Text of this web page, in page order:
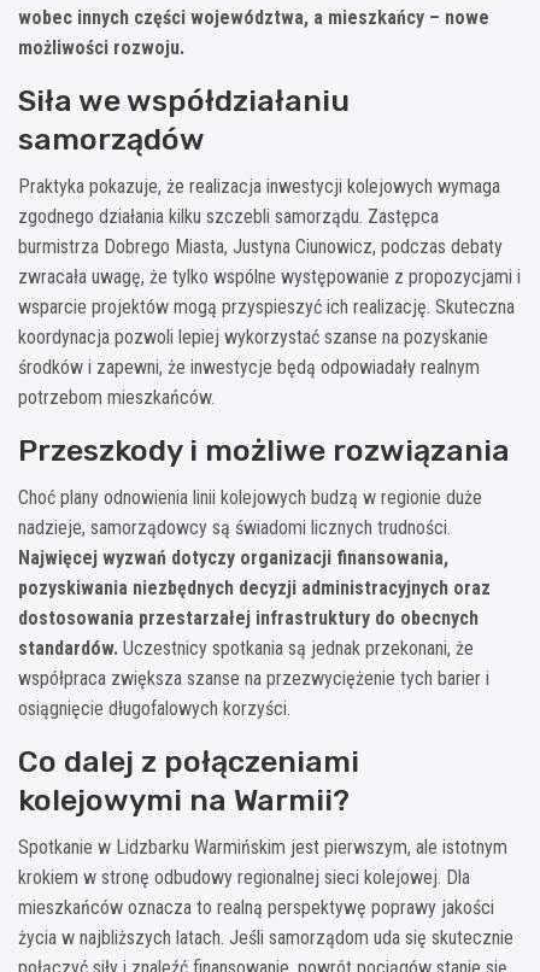
wobec innych części województwa, a mieszkańcy – nowe
możliwości rozwoju.
Siła we współdziałaniu
samorządów
Praktyka pokazuje, że realizacja inwestycji kolejowych wymaga
zgodnego działania kilku szczebli samorządu. Zastępca
burmistrza Dobrego Miasta, Justyna Ciunowicz, podczas debaty
zwracała uwagę, że tylko wspólne występowanie z propozycjami i
wsparcie projektów mogą przyspieszyć ich realizację. Skuteczna
koordynacja pozwoli lepiej wykorzystać szanse na pozyskanie
środków i zapewni, że inwestycje będą odpowiadały realnym
potrzebom mieszkańców.
Przeszkody i możliwe rozwiązania
Choć plany odnowienia linii kolejowych budzą w regionie duże
nadzieje, samorządowcy są świadomi licznych trudności.
Najwięcej wyzwań dotyczy organizacji finansowania,
pozyskiwania niezbędnych decyzji administracyjnych oraz
dostosowania przestarzałej infrastruktury do obecnych
standardów. Uczestnicy spotkania są jednak przekonani, że
współpraca zwiększa szanse na przezwyciężenie tych barier i
osiągnięcie długofalowych korzyści.
Co dalej z połączeniami
kolejowymi na Warmii?
Spotkanie w Lidzbarku Warmińskim jest pierwszym, ale istotnym
krokiem w stronę odbudowy regionalnej sieci kolejowej. Dla
mieszkańców oznacza to realną perspektywę poprawy jakości
życia w najbliższych latach. Jeśli samorządom uda się skutecznie